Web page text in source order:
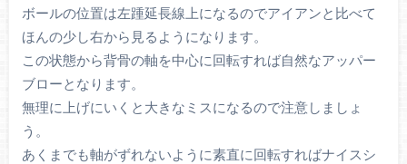
ボールの位置は左踵延長線上になるのでアイアンと比べて
ほんの少し右から見るようになります。
この状態から背骨の軸を中心に回転すれば自然なアッパー
ブローとなります。
無理に上げにいくと大きなミスになるので注意しましょ
う。
あくまでも軸がずれないように素直に回転すればナイスシ